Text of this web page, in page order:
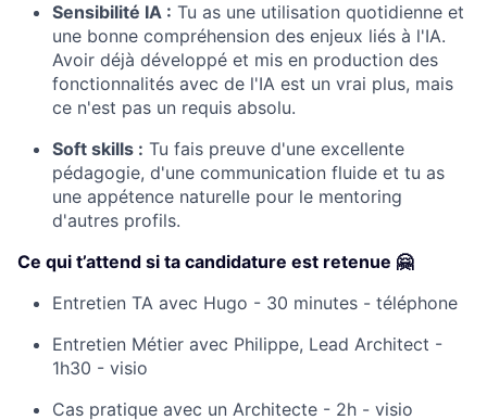
Sensibilité IA : Tu as une utilisation quotidienne et
une bonne compréhension des enjeux liés à l'IA.
Avoir déjà développé et mis en production des
fonctionnalités avec de l'IA est un vrai plus, mais
ce n'est pas un requis absolu.
Soft skills : Tu fais preuve d'une excellente
pédagogie, d'une communication fluide et tu as
une appétence naturelle pour le mentoring
d'autres profils.
Ce qui t’attend si ta candidature est retenue 🤗
Entretien TA avec Hugo - 30 minutes - téléphone
Entretien Métier avec Philippe, Lead Architect -
1h30 - visio
Cas pratique avec un Architecte - 2h - visio